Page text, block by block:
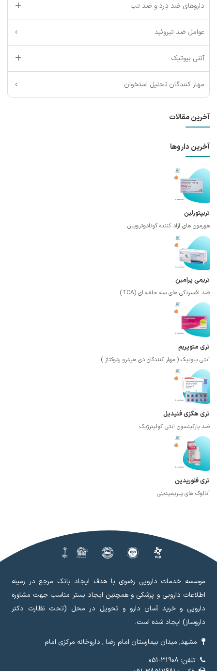
داروهای ضد درد و ضد تب
عوامل ضد تیروئید
آنتی بیوتیک
مهار کنندگان تحلیل استخوان
آخرین مقالات
آخرین داروها
تریپتورلین
هورمون های آزاد کننده گونادوتروپین
تریمی پرامین
ضد افسردگی های سه حلقه ای (TCA)
تری متوپریم
آنتی بیوتیک ( مهار کنندگان دی هیدرو ردوکتاز )
تری هگزی فنیدیل
ضد پارکینسون آنتی کولینرژیک
تری فلوریدین
آنالوگ های پیریمیدینی
موسسه خدمات دارویی رضوی با هدف ایجاد بانک مرجع در زمینه
اطلاعات دارویی و پزشکی و همچنین ایجاد بستر مناسب جهت مشاوره
دارویی و خرید آسان دارو و تحویل در محل (تحت نظارت دکتر
داروساز) ایجاد شده است.
مشهد, میدان بیمارستان امام رضا , داروخانه مرکزی امام
تلفن: 31908-051